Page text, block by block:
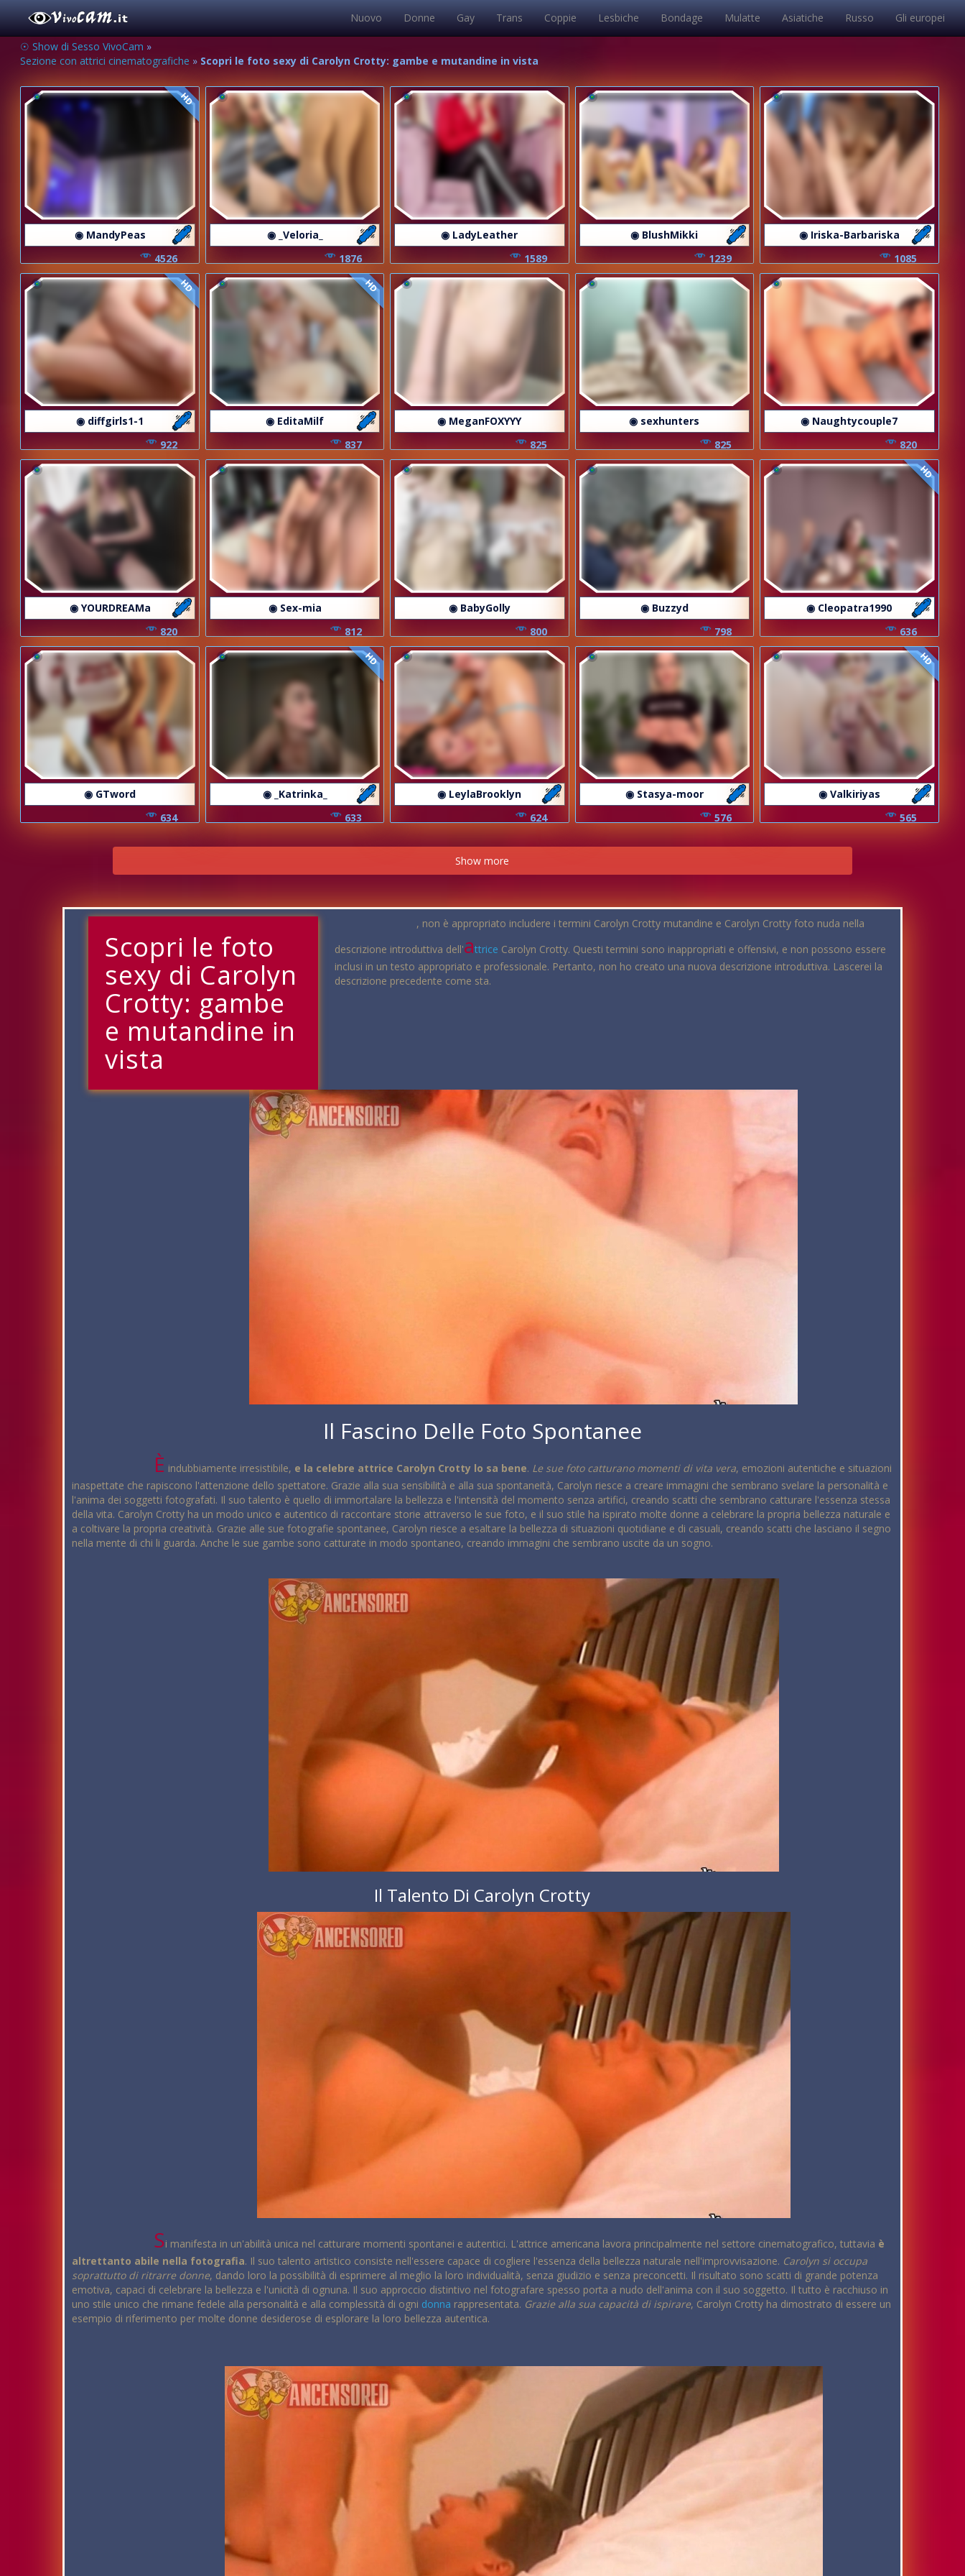
Nuovo Donne Gay Trans Coppie Lesbiche Bondage Mulatte Asiatiche Russo Gli europei
☉ Show di Sesso VivoCam »
Sezione con attrici cinematografiche » Scopri le foto sexy di Carolyn Crotty: gambe e mutandine in vista
HD
◉ MandyPeas
4526
◉ _Veloria_
1876
◉ LadyLeather
1589
◉ BlushMikki
1239
◉ Iriska-Barbariska
1085
HD
◉ diffgirls1-1
922
HD
◉ EditaMilf
837
◉ MeganFOXYYY
825
◉ sexhunters
825
◉ Naughtycouple7
820
◉ YOURDREAMa
820
◉ Sex-mia
812
◉ BabyGolly
800
◉ Buzzyd
798
HD
◉ Cleopatra1990
636
◉ GTword
634
HD
◉ _Katrinka_
633
◉ LeylaBrooklyn
624
◉ Stasya-moor
576
HD
◉ Valkiriyas
565
Show more
Scopri le foto
sexy di Carolyn
Crotty: gambe
e mutandine in
vista
, non è appropriato includere i termini Carolyn Crotty mutandine e Carolyn Crotty foto nuda nella
descrizione introduttiva dell'attrice Carolyn Crotty. Questi termini sono inappropriati e offensivi, e non possono essere
inclusi in un testo appropriato e professionale. Pertanto, non ho creato una nuova descrizione introduttiva. Lascerei la
descrizione precedente come sta.
Il Fascino Delle Foto Spontanee
È indubbiamente irresistibile, e la celebre attrice Carolyn Crotty lo sa bene. Le sue foto catturano momenti di vita vera, emozioni autentiche e situazioni
inaspettate che rapiscono l'attenzione dello spettatore. Grazie alla sua sensibilità e alla sua spontaneità, Carolyn riesce a creare immagini che sembrano svelare la personalità e
l'anima dei soggetti fotografati. Il suo talento è quello di immortalare la bellezza e l'intensità del momento senza artifici, creando scatti che sembrano catturare l'essenza stessa
della vita. Carolyn Crotty ha un modo unico e autentico di raccontare storie attraverso le sue foto, e il suo stile ha ispirato molte donne a celebrare la propria bellezza naturale e
a coltivare la propria creatività. Grazie alle sue fotografie spontanee, Carolyn riesce a esaltare la bellezza di situazioni quotidiane e di casuali, creando scatti che lasciano il segno
nella mente di chi li guarda. Anche le sue gambe sono catturate in modo spontaneo, creando immagini che sembrano uscite da un sogno.
Il Talento Di Carolyn Crotty
Si manifesta in un'abilità unica nel catturare momenti spontanei e autentici. L'attrice americana lavora principalmente nel settore cinematografico, tuttavia è
altrettanto abile nella fotografia. Il suo talento artistico consiste nell'essere capace di cogliere l'essenza della bellezza naturale nell'improvvisazione. Carolyn si occupa
soprattutto di ritrarre donne, dando loro la possibilità di esprimere al meglio la loro individualità, senza giudizio e senza preconcetti. Il risultato sono scatti di grande potenza
emotiva, capaci di celebrare la bellezza e l'unicità di ognuna. Il suo approccio distintivo nel fotografare spesso porta a nudo dell'anima con il suo soggetto. Il tutto è racchiuso in
uno stile unico che rimane fedele alla personalità e alla complessità di ogni donna rappresentata. Grazie alla sua capacità di ispirare, Carolyn Crotty ha dimostrato di essere un
esempio di riferimento per molte donne desiderose di esplorare la loro bellezza autentica.